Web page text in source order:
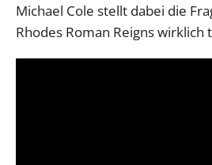
Michael Cole stellt dabei die
Rhodes Roman Reigns wirklich